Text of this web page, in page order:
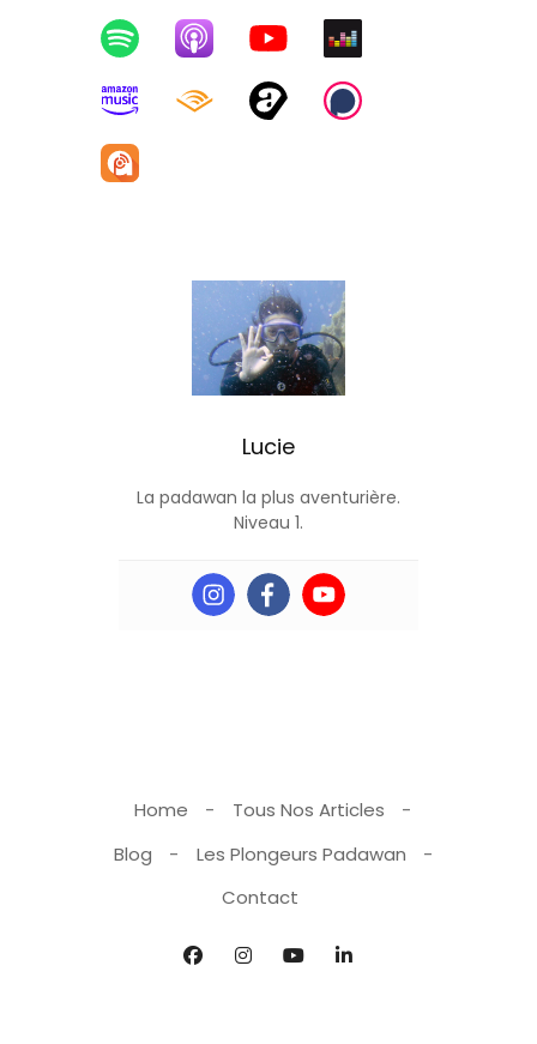
Lucie
La padawan la plus aventurière.
Niveau 1.
Home
Tous Nos Articles
Blog
Les Plongeurs Padawan
Contact